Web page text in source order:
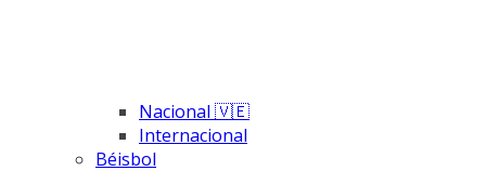
Nacional 🇻🇪
Internacional
Béisbol